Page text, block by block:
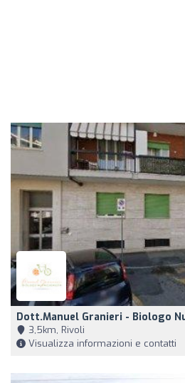
Dott.Manuel Granieri - Biologo
3,5km, Rivoli
Visualizza informazioni e contatti